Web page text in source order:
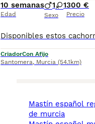
10 semanas
Edad
1 1
Sexo
300 €
Precio
CriadorCon Afijo
Santomera, Murcia (54.1km)
mastín español region
de murcia